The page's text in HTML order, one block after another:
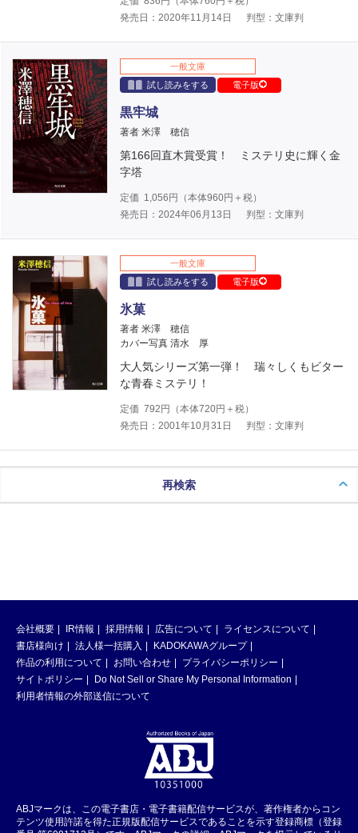
発売日：2020年11月14日
判型：文庫判
一般文庫
試し読みをする
電子版
黒牢城
著者 米澤 穂信
第166回直木賞受賞！ ミステリ史に輝く金
字塔
定価 1,056 円（本体960円＋税）
発売日：2024年06月13日
判型：文庫判
一般文庫
試し読みをする
電子版
氷菓
著者 米澤 穂信
カバー写真 清水 厚
大人気シリーズ第一弾！ 瑞々しくもビター
な青春ミステリ！
定価 792 円（本体720円＋税）
発売日：2001年10月31日
判型：文庫判
再検索
会社概要 IR情報 採用情報 広告について
ライセンスについて
書店様向け
法人様一括購入
KADOKAWAグループ
作品の利用について
お問い合わせ
プライバシーポリシー
サイトポリシー
Do Not Sell or Share My Personal Information
利用者情報の外部送信について
ABJマークは、この電子書店・電子書籍配信サービスが、著作権者からコン
テンツ使用許諾を得た正規版配信サービスであることを示す登録商標（登録